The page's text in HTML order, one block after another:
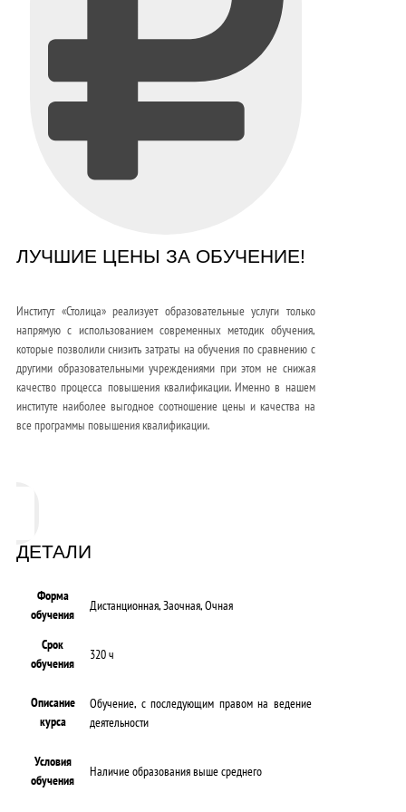
ЛУЧШИЕ ЦЕНЫ ЗА ОБУЧЕНИЕ!
Институт «Столица» реализует образовательные услуги только
напрямую с использованием современных методик обучения,
которые позволили снизить затраты на обучения по сравнению с
другими образовательными учреждениями при этом не снижая
качество процесса повышения квалификации. Именно в нашем
институте наиболее выгодное соотношение цены и качества на
все программы повышения квалификации.
ДЕТАЛИ
Форма
обучения
Дистанционная, Заочная, Очная
Срок
обучения
320 ч
Описание
курса
Обучение, с последующим правом на ведение
деятельности
Условия
обучения
Наличие образования выше среднего